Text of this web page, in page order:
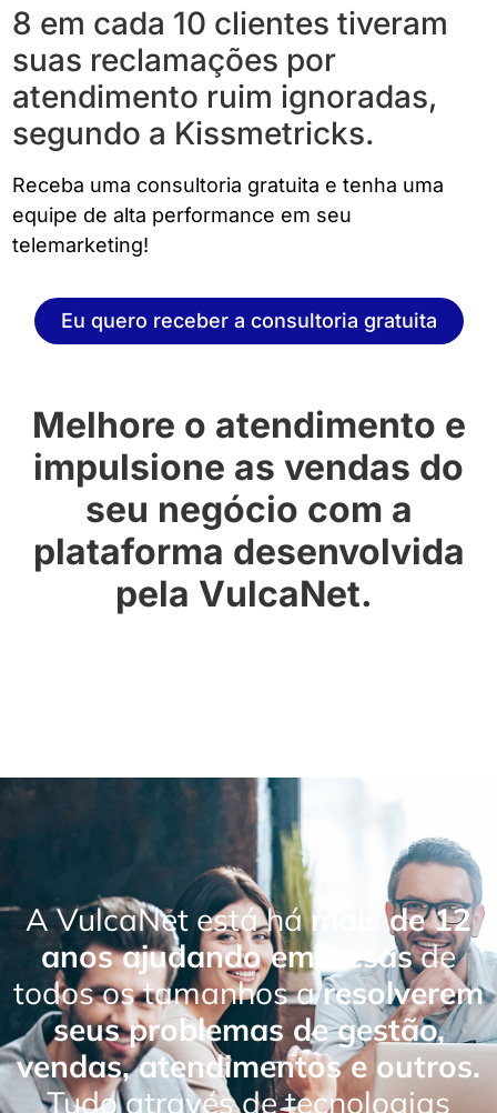
8 em cada 10 clientes tiveram
suas reclamações por
atendimento ruim ignoradas,
segundo a Kissmetricks.
Receba uma consultoria gratuita e tenha uma
equipe de alta performance em seu
telemarketing!
Eu quero receber a consultoria gratuita
Melhore o atendimento e
impulsione as vendas do
seu negócio com a
plataforma desenvolvida
pela VulcaNet.
A VulcaNet está hámais de 12
anos ajudando empresasde
todos os tamanhos aresolverem
seus problemas de gestão,
vendas, atendimentos e outros.
Tudo através de tecnologias